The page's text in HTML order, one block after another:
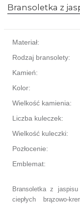
Bransoletka z
Materiał:
Rodzaj bransolety:
Kamień:
Kolor:
Wielkość kamienia:
Liczba kuleczek:
Wielkość kuleczki:
Pozłocenie:
Emblemat:
Bransoletka z
ciepłych